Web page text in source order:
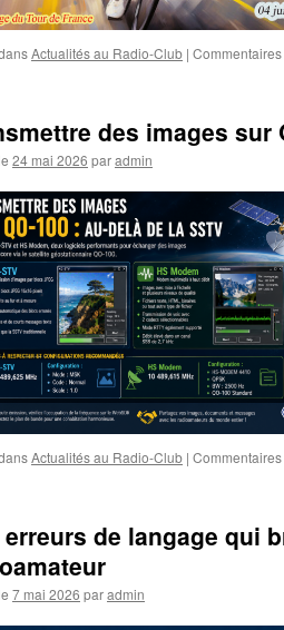
Actualités au Radio-Club |
des images sur
24 mai 2026 paradmin
Actualités au Radio-Club |
erreurs de langage qui
7 mai 2026 paradmin